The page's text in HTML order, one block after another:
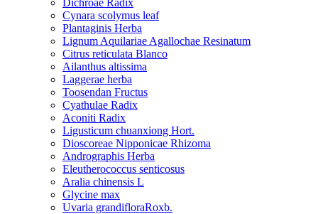
Dichroae Radix
Cynara scolymus leaf
Plantaginis Herba
Lignum Aquilariae Agallochae Resinatum
Citrus reticulata Blanco
Ailanthus altissima
Laggerae herba
Toosendan Fructus
Cyathulae Radix
Aconiti Radix
Ligusticum chuanxiong Hort.
Dioscoreae Nipponicae Rhizoma
Andrographis Herba
Eleutherococcus senticosus
Aralia chinensis L
Glycine max
Uvaria grandifloraRoxb.